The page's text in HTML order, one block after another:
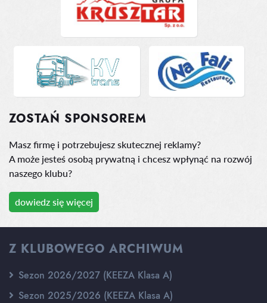
ZOSTAŃ SPONSOREM
Masz firmę i potrzebujesz skutecznej reklamy?
A może jesteś osobą prywatną i chcesz wpłynąć na rozwój
naszego klubu?
dowiedz się więcej
Z KLUBOWEGO ARCHIWUM
Sezon 2026/2027 (KEEZA Klasa A)
Sezon 2025/2026 (KEEZA Klasa A)